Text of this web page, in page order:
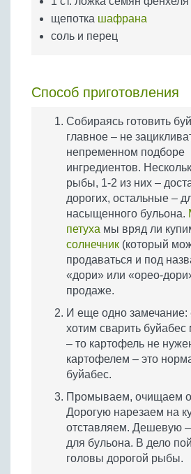
щепотка шафрана
соль и перец
Способ приготовления
Собираясь готовить
главное – не
непременном подборе
ингредиентов.
рыбы, 1-2 из них –
дорогих, остальные –
насыщенного бульона.
петуха мы вряд ли
солнечник (который
продаваться и под
«дори» или «орео-
продаже.
И еще одно
хотим сварить буйабес
– то картофель не
картофелем – это
буйабес.
Промываем, очищаем
Дорогую нарезаем на
отставляем. Дешевую
для бульона. В дело
головы дорогой рыбы.